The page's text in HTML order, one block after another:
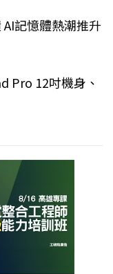
記憶體熱潮推升
Pro 12吋機身、